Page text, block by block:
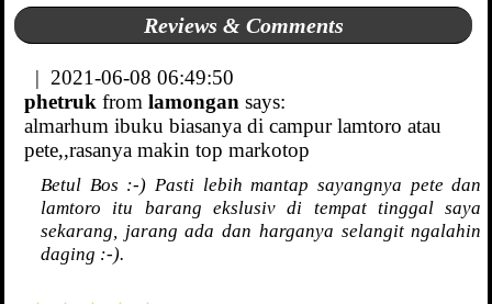
Reviews & Comments
| 2021-06-08 06:49:50
phetruk from lamongan says:
almarhum ibuku biasanya di campur lamtoro atau
pete,,rasanya makin top markotop
Betul Bos :-) Pasti lebih mantap sayangnya pete dan
lamtoro itu barang ekslusiv di tempat tinggal saya
sekarang, jarang ada dan harganya selangit ngalahin
daging :-).